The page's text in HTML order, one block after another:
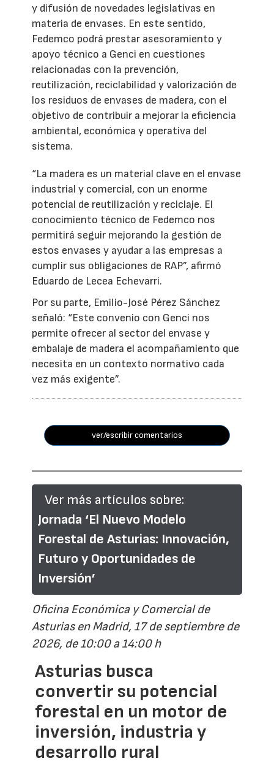
y difusión de novedades legislativas en
materia de envases. En este sentido,
Fedemco podrá prestar asesoramiento y
apoyo técnico a Genci en cuestiones
relacionadas con la prevención,
reutilización, reciclabilidad y valorización de
los residuos de envases de madera, con el
objetivo de contribuir a mejorar la eficiencia
ambiental, económica y operativa del
sistema.
“La madera es un material clave en el envase
industrial y comercial, con un enorme
potencial de reutilización y reciclaje. El
conocimiento técnico de Fedemco nos
permitirá seguir mejorando la gestión de
estos envases y ayudar a las empresas a
cumplir sus obligaciones de RAP”, afirmó
Eduardo de Lecea Echevarri.
Por su parte, Emilio-José Pérez Sánchez
señaló: “Este convenio con Genci nos
permite ofrecer al sector del envase y
embalaje de madera el acompañamiento que
necesita en un contexto normativo cada
vez más exigente”.
ver/escribir comentarios
Ver más artículos sobre:
Jornada ‘El Nuevo Modelo
Forestal de Asturias: Innovación,
Futuro y Oportunidades de
Inversión’
Oficina Económica y Comercial de
Asturias en Madrid, 17 de septiembre de
2026, de 10:00 a 14:00 h
Asturias busca
convertir su potencial
forestal en un motor de
inversión, industria y
desarrollo rural